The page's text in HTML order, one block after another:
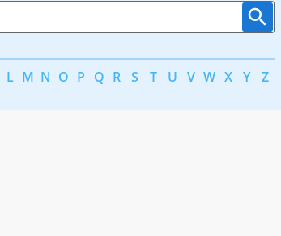
L M N O P Q R S T U V W X Y Z